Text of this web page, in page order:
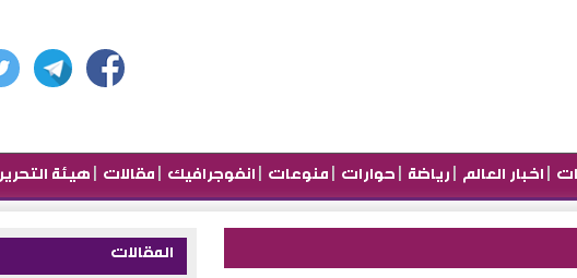
اخبار العالم رياضة حوارات منوعات انفوجرافيك مقالات هيئة التحرير
المقالات